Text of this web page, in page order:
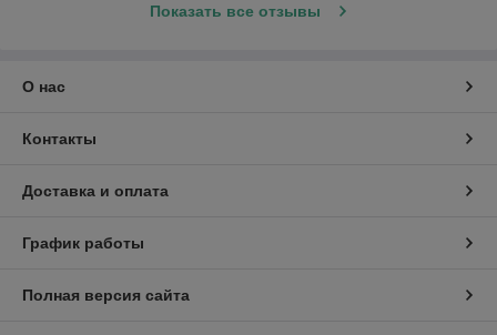
Показать все отзывы
О нас
Контакты
Доставка и оплата
График работы
Полная версия сайта